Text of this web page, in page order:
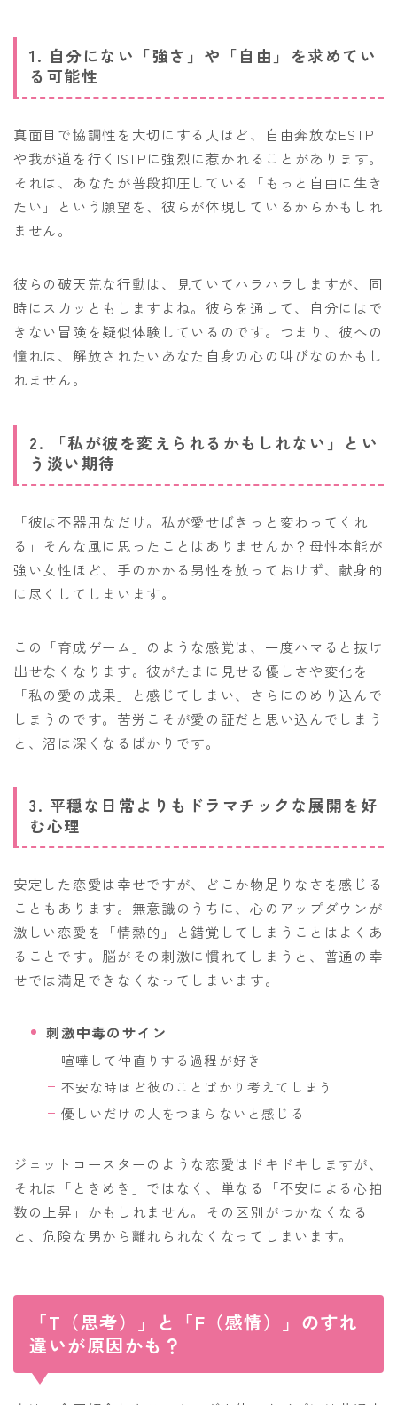
1. 自分にない「強さ」や「自由」を求めてい
る可能性
真面目で協調性を大切にする人ほど、自由奔放なESTP
や我が道を行くISTPに強烈に惹かれることがあります。
それは、あなたが普段抑圧している「もっと自由に生き
たい」という願望を、彼らが体現しているからかもしれ
ません。
彼らの破天荒な行動は、見ていてハラハラしますが、同
時にスカッともしますよね。彼らを通して、自分にはで
きない冒険を疑似体験しているのです。つまり、彼への
憧れは、解放されたいあなた自身の心の叫びなのかもし
れません。
2. 「私が彼を変えられるかもしれない」とい
う淡い期待
「彼は不器用なだけ。私が愛せばきっと変わってくれ
る」そんな風に思ったことはありませんか？母性本能が
強い女性ほど、手のかかる男性を放っておけず、献身的
に尽くしてしまいます。
この「育成ゲーム」のような感覚は、一度ハマると抜け
出せなくなります。彼がたまに見せる優しさや変化を
「私の愛の成果」と感じてしまい、さらにのめり込んで
しまうのです。苦労こそが愛の証だと思い込んでしまう
と、沼は深くなるばかりです。
3. 平穏な日常よりもドラマチックな展開を好
む心理
安定した恋愛は幸せですが、どこか物足りなさを感じる
こともあります。無意識のうちに、心のアップダウンが
激しい恋愛を「情熱的」と錯覚してしまうことはよくあ
ることです。脳がその刺激に慣れてしまうと、普通の幸
せでは満足できなくなってしまいます。
刺激中毒のサイン
喧嘩して仲直りする過程が好き
不安な時ほど彼のことばかり考えてしまう
優しいだけの人をつまらないと感じる
ジェットコースターのような恋愛はドキドキしますが、
それは「ときめき」ではなく、単なる「不安による心拍
数の上昇」かもしれません。その区別がつかなくなる
と、危険な男から離れられなくなってしまいます。
「T（思考）」と「F（感情）」のすれ
違いが原因かも？